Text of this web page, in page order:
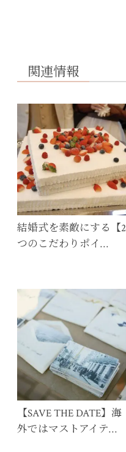
関連情報
結婚式を素敵にする【2
つのこだわりポイ…
【SAVE THE DATE】海
外ではマストアイテ…